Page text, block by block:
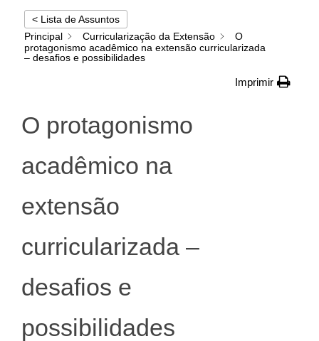
< Lista de Assuntos
Principal
Curricularização da Extensão
O
protagonismo acadêmico na extensão curricularizada
– desafios e possibilidades
Imprimir
O protagonismo
acadêmico na
extensão
curricularizada –
desafios e
possibilidades